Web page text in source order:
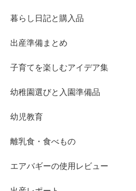
暮らし日記と購入品
出産準備まとめ
子育てを楽しむアイデア集
幼稚園選びと入園準備品
幼児教育
離乳食・食べもの
エアバギーの使用レビュー